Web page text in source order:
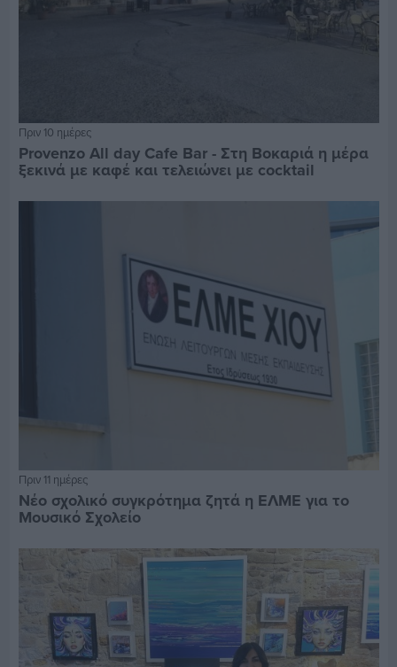
Πριν 10 ημέρες
Provenzo All day Cafe Bar - Στη Βοκαριά η μέρα
ξεκινά με καφέ και τελειώνει με cocktail
Πριν 11 ημέρες
Νέο σχολικό συγκρότημα ζητά η ΕΛΜΕ για το
Μουσικό Σχολείο